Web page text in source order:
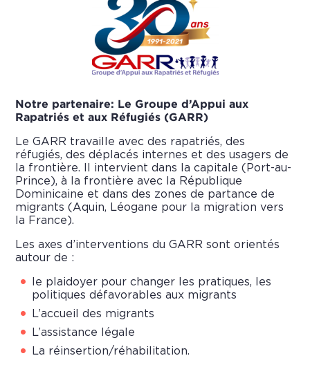
Notre partenaire: Le Groupe d’Appui aux
Rapatriés et aux Réfugiés (GARR)
Le GARR travaille avec des rapatriés, des
réfugiés, des déplacés internes et des usagers de
la frontière. Il intervient dans la capitale (Port-au-
Prince), à la frontière avec la République
Dominicaine et dans des zones de partance de
migrants (Aquin, Léogane pour la migration vers
la France).
Les axes d’interventions du GARR sont orientés
autour de :
le plaidoyer pour changer les pratiques, les
politiques défavorables aux migrants
L’accueil des migrants
L’assistance légale
La réinsertion/réhabilitation.